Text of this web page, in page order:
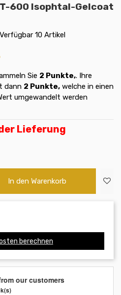
600 Isophtal-Gelcoat
Verfügbar 10 Artikel
Sie 2 Punkte,. Ihre
dann 2 Punkte, welche in einen
umgewandelt werden
Lieferung
In den Warenkorb
berechnen
our customers